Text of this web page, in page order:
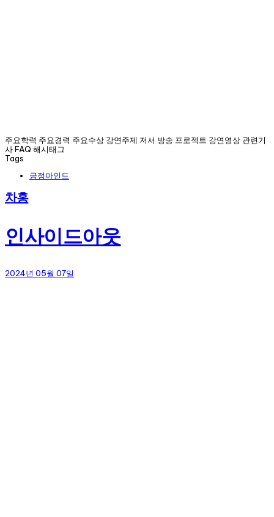
주요학력 주요경력 주요수상 강연주제 저서 방송 프로젝트 강연영상 관련기
사 FAQ 해시태그
Tags
긍정마인드
차홍
인사이드아웃
2024년 05월 07일